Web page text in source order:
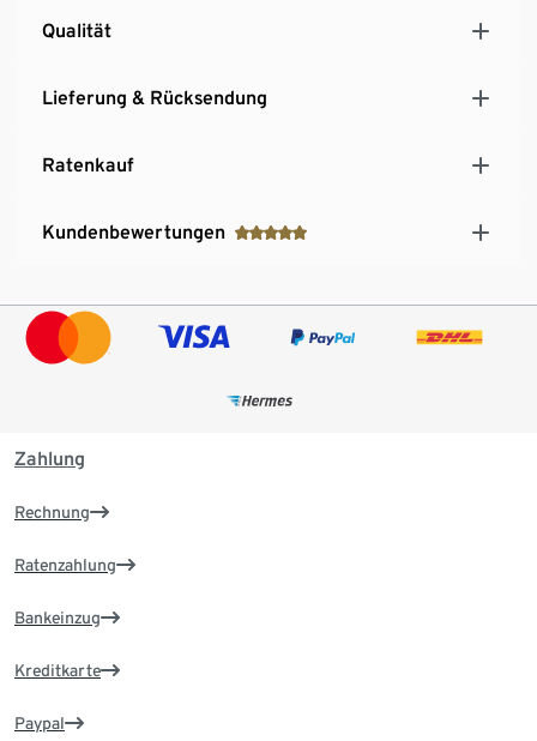
Qualität
Lieferung & Rücksendung
Ratenkauf
Kundenbewertungen
Zahlung
Rechnung
Ratenzahlung
Bankeinzug
Kreditkarte
Paypal